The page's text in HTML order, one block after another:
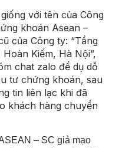
với tên của Công
khoán Asean –
của Công ty: “Tầng
Kiếm, Hà Nội”,
chat zalo để dụ dỗ
tư chứng khoán, sau
tin liên lạc khi đã
khách hàng chuyển
– SC giả mạo